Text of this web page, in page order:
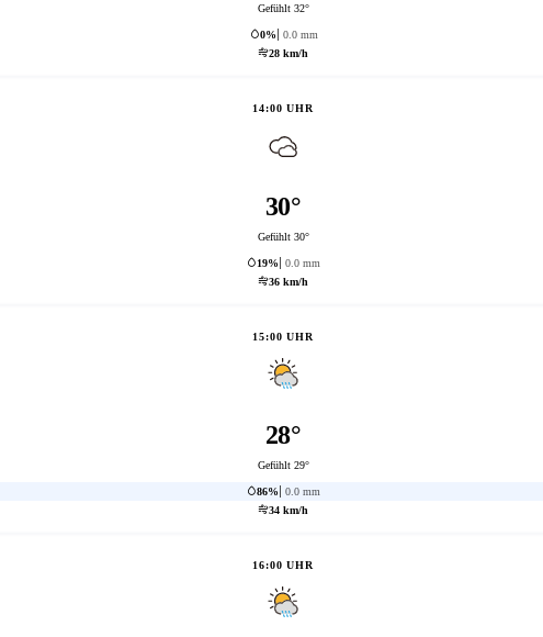
Gefühlt 32°
0%
0.0 mm
28 km/h
14:00 UHR
30°
Gefühlt 30°
19%
0.0 mm
36 km/h
15:00 UHR
28°
Gefühlt 29°
86%
0.0 mm
34 km/h
16:00 UHR